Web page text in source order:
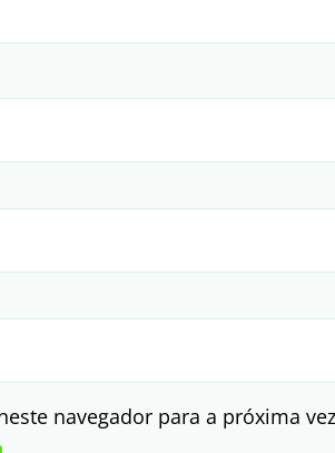
navegador para a próxima